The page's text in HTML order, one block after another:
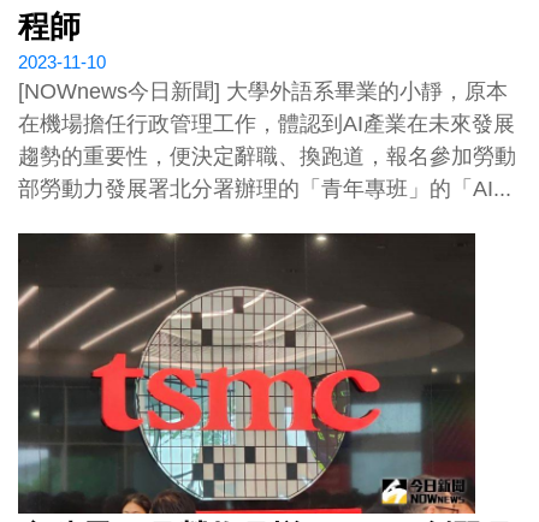
程師
2023-11-10
[NOWnews今日新聞] 大學外語系畢業的小靜，原本
在機場擔任行政管理工作，體認到AI產業在未來發展
趨勢的重要性，便決定辭職、換跑道，報名參加勞動
部勞動力發展署北分署辦理的「青年專班」的「AI...